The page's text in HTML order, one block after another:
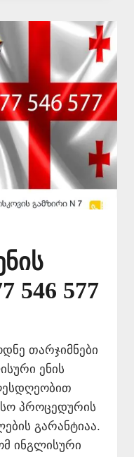
546 577
თარჯიმნები
ენის
პროცედურის
გარანტიაა.
ინგლისური